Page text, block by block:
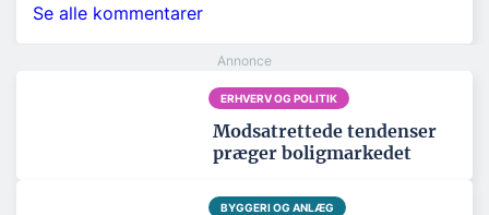
Se alle kommentarer
ERHVERV OG POLITIK
Modsatrettede tendenser
præger boligmarkedet
BYGGERI OG ANLÆG